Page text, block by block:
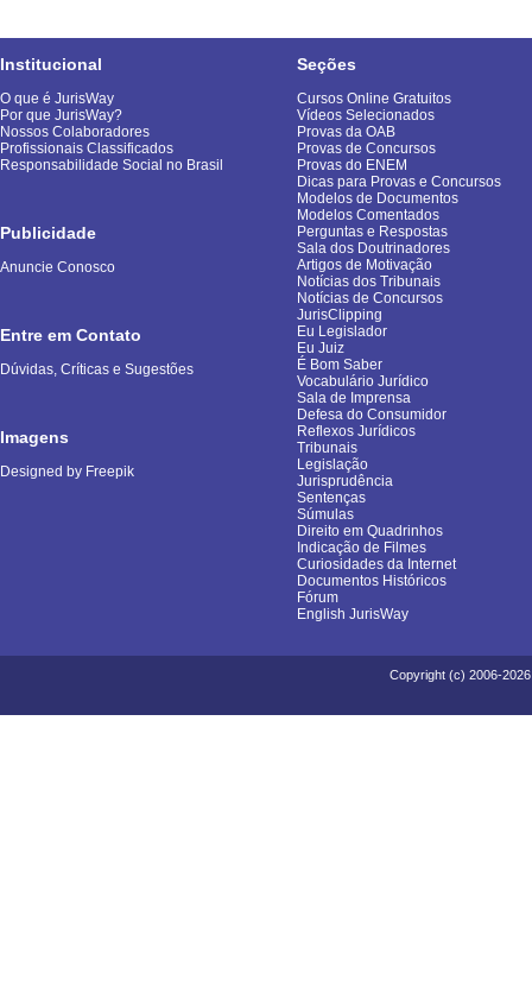
Institucional
O que é JurisWay
Por que JurisWay?
Nossos Colaboradores
Profissionais Classificados
Responsabilidade Social no Brasil
Publicidade
Anuncie Conosco
Entre em Contato
Dúvidas, Críticas e Sugestões
Imagens
Designed by Freepik
Seções
Cursos Online Gratuitos
Vídeos Selecionados
Provas da OAB
Provas de Concursos
Provas do ENEM
Dicas para Provas e Concursos
Modelos de Documentos
Modelos Comentados
Perguntas e Respostas
Sala dos Doutrinadores
Artigos de Motivação
Notícias dos Tribunais
Notícias de Concursos
JurisClipping
Eu Legislador
Eu Juiz
É Bom Saber
Vocabulário Jurídico
Sala de Imprensa
Defesa do Consumidor
Reflexos Jurídicos
Tribunais
Legislação
Jurisprudência
Sentenças
Súmulas
Direito em Quadrinhos
Indicação de Filmes
Curiosidades da Internet
Documentos Históricos
Fórum
English JurisWay
Copyright (c) 2006-